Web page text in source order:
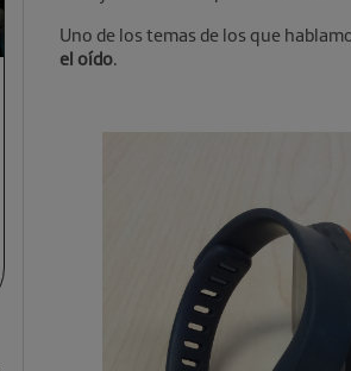
Uno de los temas de los que
el oído.